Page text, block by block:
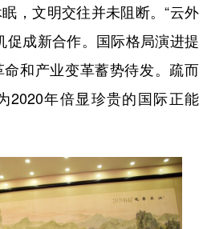
文明交往并未阻断。“云外
促成新合作。国际格局演进提
和产业变革蓄势待发。疏而
2020年倍显珍贵的国际正能